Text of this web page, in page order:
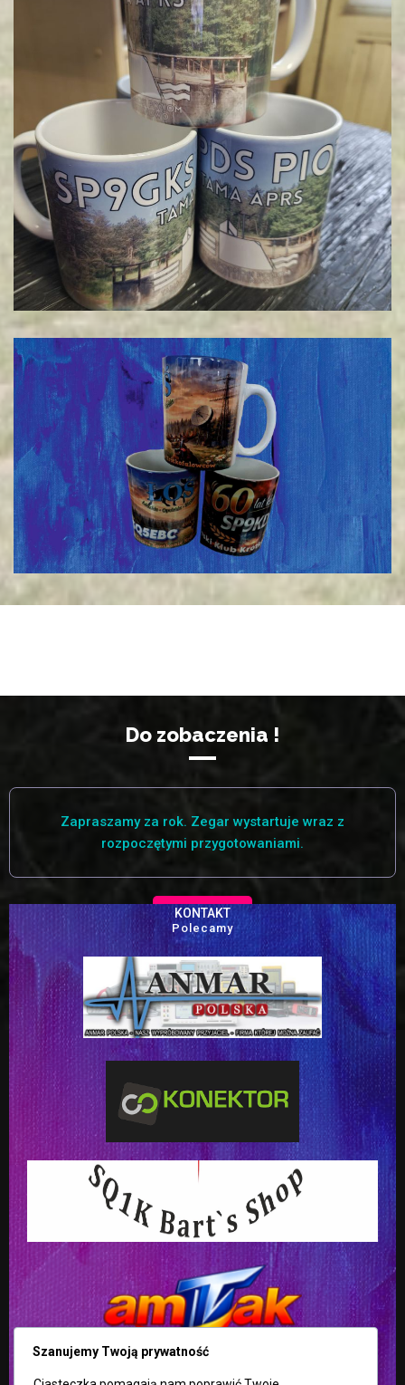
Do zobaczenia !
Zapraszamy za rok. Zegar wystartuje wraz z
rozpoczętymi przygotowaniami.
KONTAKT
Polecamy
Szanujemy Twoją prywatność